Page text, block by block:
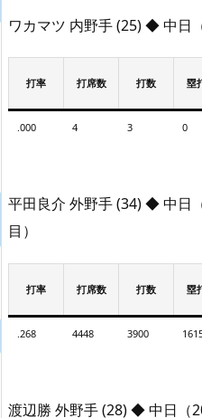
ワカマツ 内野手 (25) ◆ 中日
打率 打席数 打数 塁
.000 4 3 0
平田良介 外野手 (34) ◆ 中日
目）
打率 打席数 打数 塁
.268 4448 3900
渡辺勝 外野手 (28) ◆ 中日（